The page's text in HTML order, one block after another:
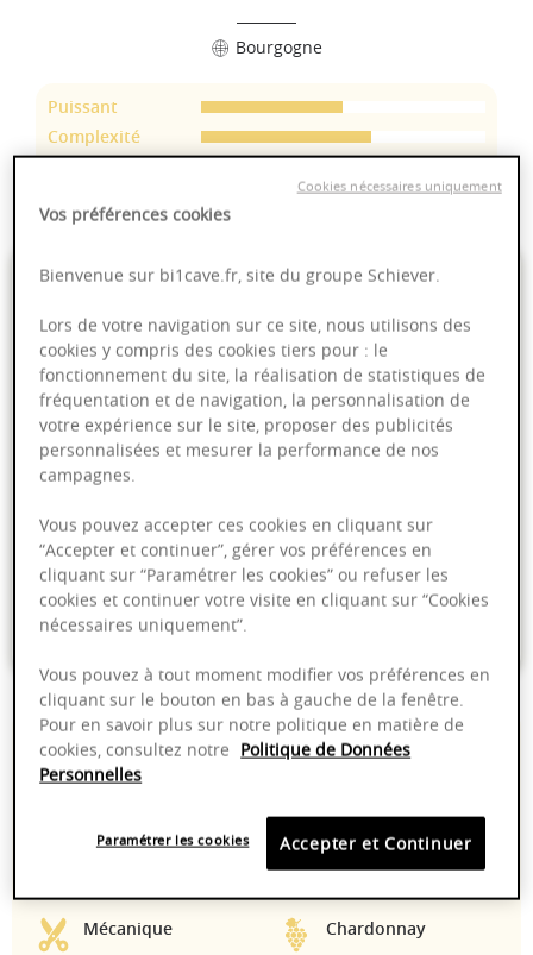
Bourgogne
Puissant
Complexité
11,95 €
75cl- soit15,93 €/ L
Ajouter au panier
Livraison offerte dans nos points de vente
Emballage anti-casse
Paiement sécurisé
13,00%
Vinification
thermorégulées
Mécanique Chardonnay
Vos préférences cookies
Bienvenue sur bi1cave.fr, site du groupe Schiever.
Lors de votre navigation sur ce site, nous utilisons des
cookies y compris des cookies tiers pour : le
fonctionnement du site, la réalisation de statistiques de
fréquentation et de navigation, la personnalisation de
votre expérience sur le site, proposer des publicités
personnalisées et mesurer la performance de nos
campagnes.
Vous pouvez accepter ces cookies en cliquant sur
“Accepter et continuer”, gérer vos préférences en
cliquant sur “Paramétrer les cookies” ou refuser les
cookies et continuer votre visite en cliquant sur “Cookies
nécessaires uniquement”.
Vous pouvez à tout moment modifier vos préférences en
cliquant sur le bouton en bas à gauche de la fenêtre.
Pour en savoir plus sur notre politique en matière de
cookies, consultez notre Politique de Données
Personnelles
Accepter et Continuer
Paramétrer les cookies
Cookies nécessaires uniquement